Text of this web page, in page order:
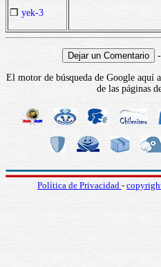
❒ yek-3
-
El motor de búsqueda de Google aquí
de las páginas
Política de Privacidad -